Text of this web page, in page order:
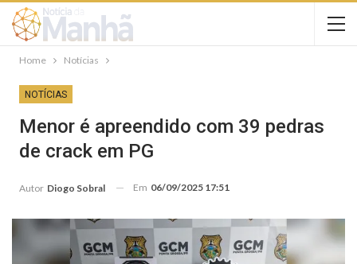
Home Notícias
NOTÍCIAS
Menor é apreendido com 39 pedras
de crack em PG
Autor Diogo Sobral Em 06/09/2025 17:51